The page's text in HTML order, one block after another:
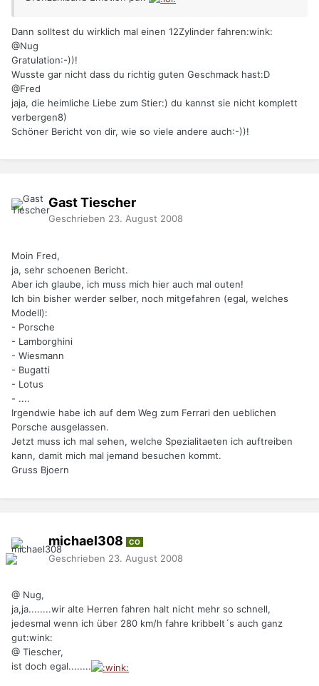
Dann solltest du wirklich mal einen 12Zylinder fahren:wink:
@Nug
Gratulation:-))!
Wusste gar nicht dass du richtig guten Geschmack hast:D
@Fred
jaja, die heimliche Liebe zum Stier:) du kannst sie nicht komplett
verbergen8)
Schöner Bericht von dir, wie so viele andere auch:-))!
Gast Tiescher
Geschrieben 23. August 2008
Moin Fred,
ja, sehr schoenen Bericht.
Aber ich glaube, ich muss mich hier auch mal outen!
Ich bin bisher werder selber, noch mitgefahren (egal, welches
Modell):
- Porsche
- Lamborghini
- Wiesmann
- Bugatti
- Lotus
- ....
Irgendwie habe ich auf dem Weg zum Ferrari den ueblichen
Porsche ausgelassen.
Jetzt muss ich mal sehen, welche Spezialitaeten ich auftreiben
kann, damit mich mal jemand besuchen kommt.
Gruss Bjoern
michael308 CO
Geschrieben 23. August 2008
@ Nug,
ja,ja........wir alte Herren fahren halt nicht mehr so schnell,
jedesmal wenn ich über 280 km/h fahre kribbelt´s auch ganz
gut:wink:
@ Tiescher,
ist doch egal........